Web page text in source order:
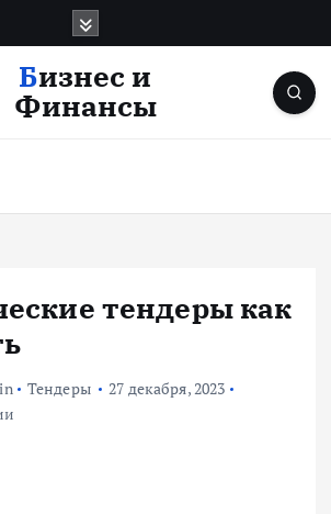
Бизнес и
Финансы
тендеры как
Тендеры
27 декабря, 2023